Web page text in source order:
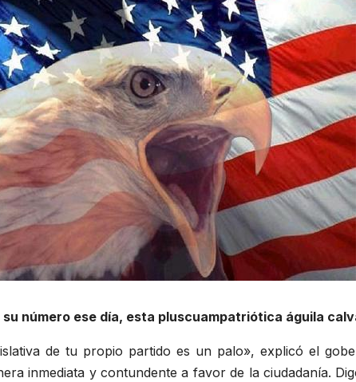
su número ese día, esta pluscuampatriótica águila
de tu propio partido es un palo», explicó el
inmediata y contundente a favor de la ciudadanía.